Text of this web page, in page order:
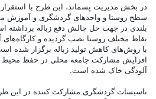
در بخش مدیریت پسماند، این طرح با استقرار
سطح روستا و واحد‌های گردشگری و آموزش
بلندی در جهت حل چالش دفع زباله
نقاط مختلف روستا نصب گردیده و
با روش‌های کاهش تولید زباله برگزار شده
افزایش مشارکت جامعه محلی در حفظ
آلودگی خاک شده است.
تاسیسات گردشگری مشارکت کننده در این